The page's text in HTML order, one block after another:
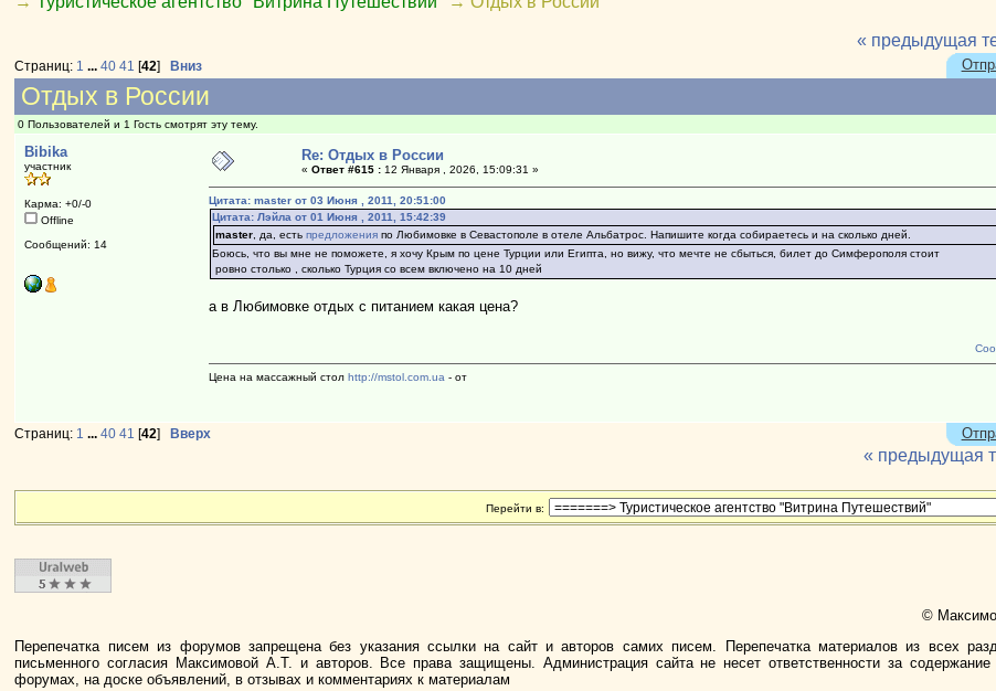
Страниц: 1 ...40 41 [42] Вниз
« предыдущая
Отдых в России
0 Пользователей и 1 Гость смотрят эту тему.
Bibika
участник
Карма: +0/-0
Offline
Сообщений: 14
Re: Отдых в России
«Ответ #615 : 12 Января , 2026, 15:09:31 »
Цитата: master от 03 Июня , 2011, 20:51:00
Цитата: Лэйла от 01 Июня , 2011, 15:42:39
master , да, естьпредложения по Любимовке в Севастополе в отеле Альбатрос. Напишите когда собираетесь и на сколько дней.
Боюсь, что вы мне не поможете, я хочу Крым по цене Турции или Египта, но вижу, что мечте не сбыться, билет до Симферополя стоит
ровно столько , сколько Турция со всем включено на 10 дней
а в Любимовке отдых с питанием какая цена?
Цена на массажный столhttp://mstol.com.ua - от
Страниц: 1 ...40 41 [42] Вверх
« предыдущая
Перейти в:
©
Перепечатка писем из форумов запрещена без указания ссылки на сайт и авторов самих писем. Перепечатка материалов из всех
письменного согласия Максимовой А.Т. и авторов. Все права защищены. Администрация сайта не несет ответственности за
форумах, на доске объявлений, в отзывах и комментариях к материалам